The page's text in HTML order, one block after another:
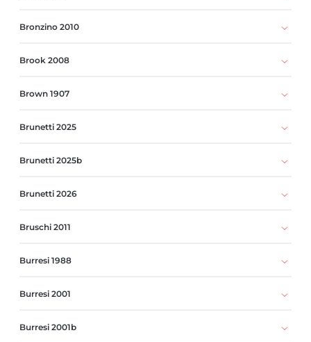
Bronzino 2010
Brook 2008
Brown 1907
Brunetti 2025
Brunetti 2025b
Brunetti 2026
Bruschi 2011
Burresi 1988
Burresi 2001
Burresi 2001b